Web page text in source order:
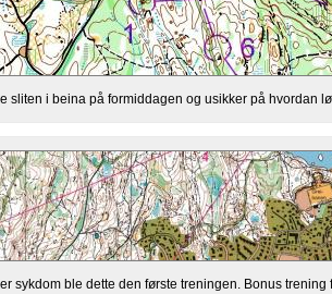
sliten i beina på formiddagen og usikker på hvordan
sykdom ble dette den første treningen. Bonus